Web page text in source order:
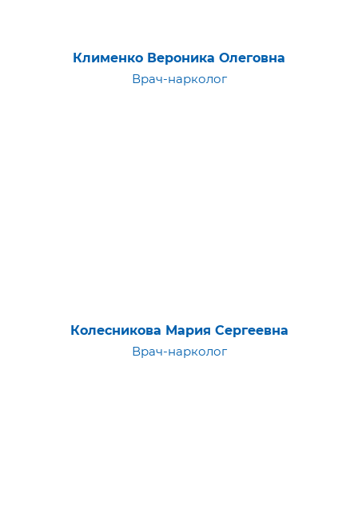
Клименко Вероника Олеговна
Врач-нарколог
Колесникова Мария Сергеевна
Врач-нарколог